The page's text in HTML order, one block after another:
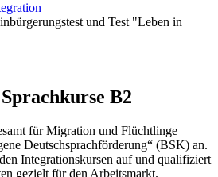
und Test "Leben in
B2
für Migration und Flüchtlinge
Deutschsprachförderung“ (BSK) an.
Integrationskursen auf und qualifiziert
gezielt für den Arbeitsmarkt.